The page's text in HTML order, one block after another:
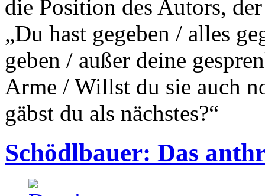
die Position des Autors,
„Du hast gegeben / alles
geben / außer deine
Arme / Willst du sie auch
gäbst du als nächstes?“
Schödlbauer: Das